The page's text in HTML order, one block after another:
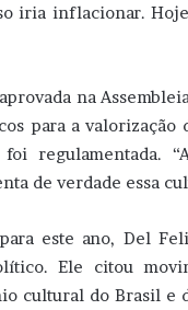
iria inflacionar.
na
para a
regulamentada.
de verdade essa
este ano, Del
Ele citou
cultural do Brasil e